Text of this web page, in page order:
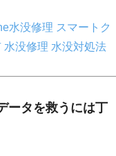
水没修理 スマートク
水没修理 水没対処法
ータを救うには丁